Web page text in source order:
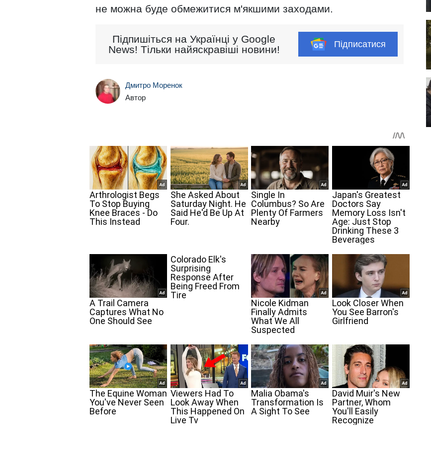
не можна буде обмежитися м'якшими заходами.
Підпишіться на Українці у Google
News! Тільки найяскравіші новини!
Підписатися
Дмитро Моренок
Автор